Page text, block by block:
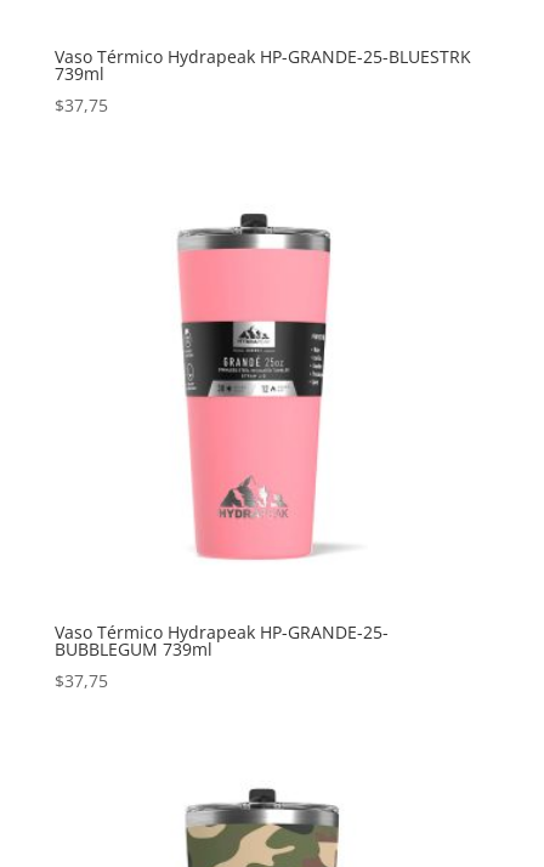
Vaso Térmico Hydrapeak HP-GRANDE-25-BLUESTRK
739ml
$37,75
Vaso Térmico Hydrapeak HP-GRANDE-25-
BUBBLEGUM 739ml
$37,75